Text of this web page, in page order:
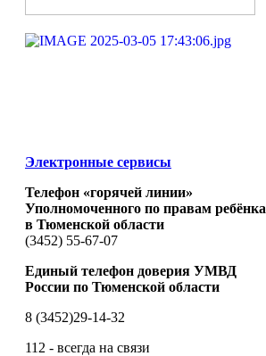
Электронные сервисы
Телефон «горячей линии»
Уполномоченного по правам ребёнка
в Тюменской области
(3452) 55-67-07
Единый телефон доверия УМВД
России по Тюменской области
8 (3452)29-14-32
112 - всегда на связи